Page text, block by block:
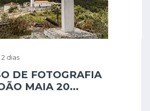
2 dias
DE FOTOGRAFIA
MAIA 20...